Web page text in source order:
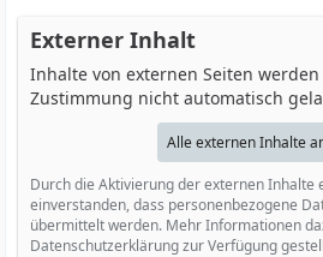
Externer Inhalt
Inhalte von externen Seiten
Zustimmung nicht automatisch
Alle externen Inhalte
Durch die Aktivierung der externen Inhalte
einverstanden, dass personenbezogene
übermittelt werden. Mehr Informationen
Datenschutzerklärung zur Verfügung